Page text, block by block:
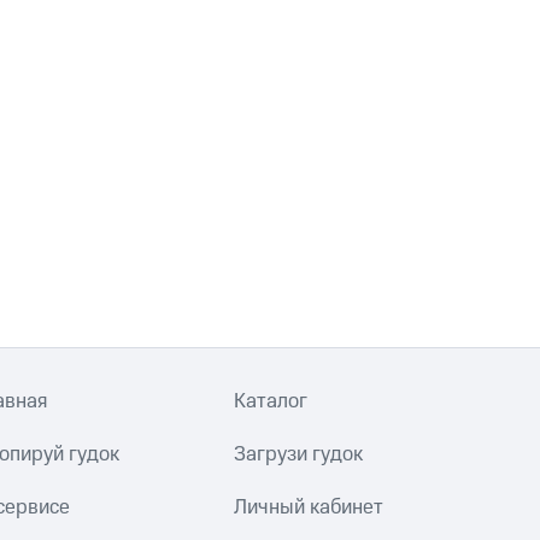
Каталог
гудок Загрузи гудок
Личный кабинет